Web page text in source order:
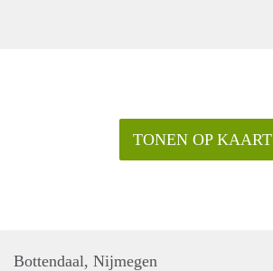
TONEN OP KAART
Bottendaal, Nijmegen